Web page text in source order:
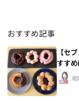
おすすめ記事
【セ
すす